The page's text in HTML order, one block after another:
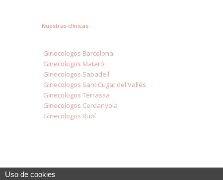
Nuestras clínicas
Ginecologos Barcelona
Ginecologos Mataró
Ginecologos Sabadell
Ginecologos Sant Cugat del Vallés
Ginecologos Terrassa
Ginecologos Cerdanyola
Ginecologos Rubí
Uso de cookies